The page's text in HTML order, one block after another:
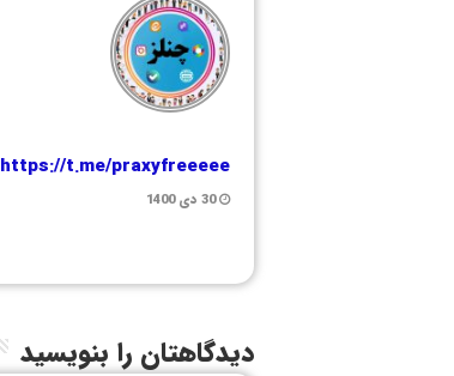
https://t.me/praxyfreeeee
30 دی 1400
دیدگاهتان را بنویسید